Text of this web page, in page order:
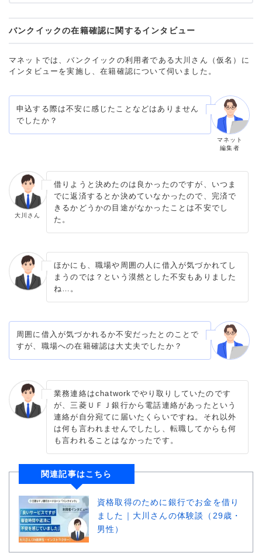
バンクイックの在籍確認に関するインタビュー
マネットでは、バンクイックの利用者である大川さん（仮名）に
インタビューを実施し、在籍確認について伺いました。
申込する際は不安に感じたことなどはありません
でしたか？
マネット
編集者
大川さん
借りようと決めたのは良かったのですが、いつま
でに返済するとか決めていなかったので、完済で
きるかどうかの目途がなかったことは不安でし
た。
ほかにも、職場や周囲の人に借入が気づかれてし
まうのでは？という漠然とした不安もありました
ね…。
周囲に借入が気づかれるか不安だったとのことで
すが、職場への在籍確認は大丈夫でしたか？
業務連絡はchatworkでやり取りしていたのです
が、三菱ＵＦＪ銀行から電話連絡があったという
連絡が自分宛てに届いたくらいですね。それ以外
は何も言われませんでしたし、転職してからも何
も言われることはなかったです。
関連記事はこちら
資格取得のために銀行でお金を借り
ました｜大川さんの体験談（29歳・
男性）